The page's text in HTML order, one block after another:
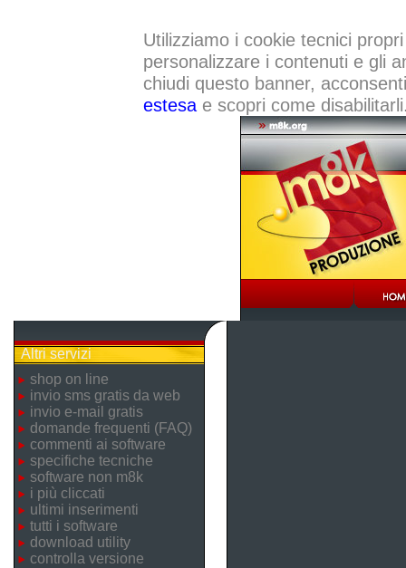
Utilizziamo i cookie tecnici
personalizzare i contenuti e gli
chiudi questo banner,
estesae scopri come
Altri servizi
shop on line
invio sms gratis da web
invio e-mail gratis
domande frequenti (FAQ)
commenti ai software
specifiche tecniche
software non m8k
i più cliccati
ultimi inserimenti
tutti i software
download utility
controlla versione